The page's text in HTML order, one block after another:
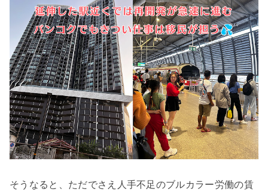
そうなると、ただでさえ人手不足のブルカラー労働の賃